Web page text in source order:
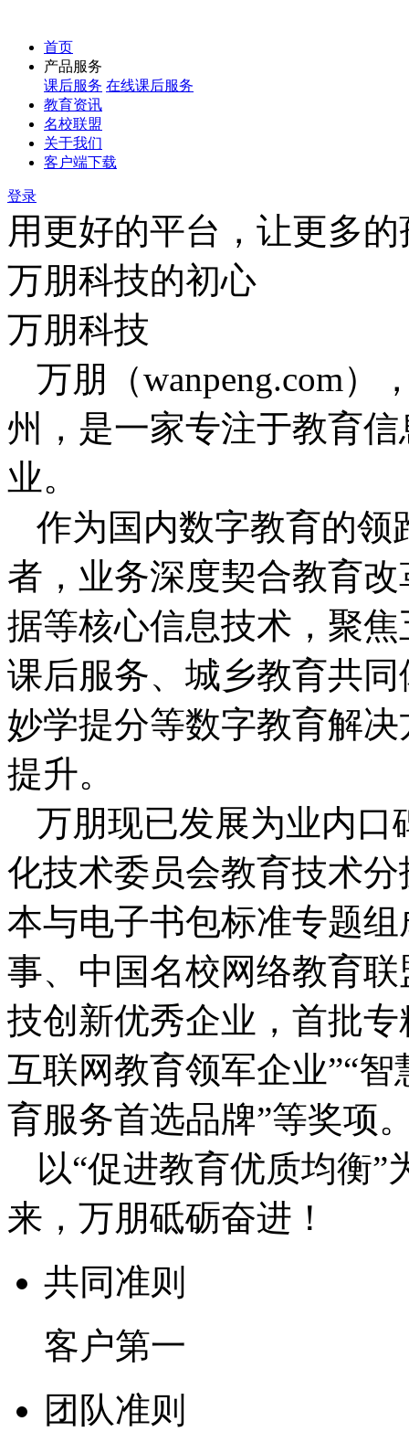
首页
产品服务
课后服务 在线课后服务
教育资讯
名校联盟
关于我们
客户端下载
登录
用更好的平台，让更多
万朋科技的初心
万朋科技
万朋（wanpeng.com）
州，是一家专注于教育
业。
作为国内数字教育的领
者，业务深度契合教育
据等核心信息技术，聚
课后服务、城乡教育共
妙学提分等数字教育解
提升。
万朋现已发展为业内口
化技术委员会教育技术
本与电子书包标准专题
事、中国名校网络教育
技创新优秀企业，首批
互联网教育领军企业”“
育服务首选品牌”等奖项
以“促进教育优质均衡
来，万朋砥砺奋进！
共同准则
客户第一
团队准则